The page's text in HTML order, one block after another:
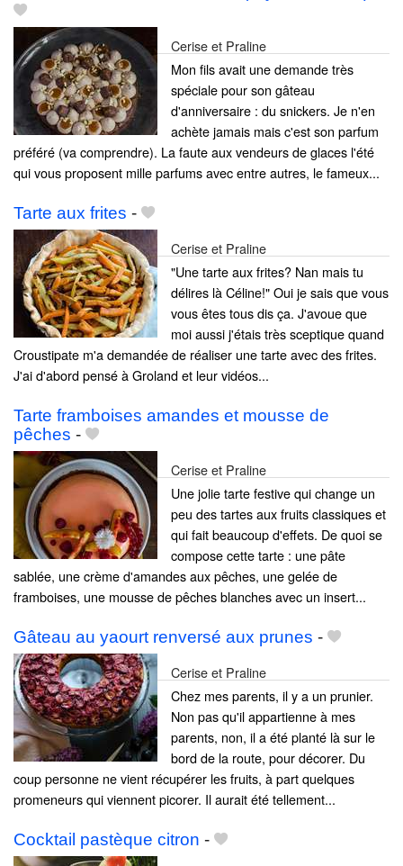
Cerise et Praline
Mon fils avait une demande très
spéciale pour son gâteau
d'anniversaire : du snickers. Je n'en
achète jamais mais c'est son parfum
préféré (va comprendre). La faute aux vendeurs de glaces l'été
qui vous proposent mille parfums avec entre autres, le fameux...
Tarte aux frites -
Cerise et Praline
"Une tarte aux frites? Nan mais tu
délires là Céline!" Oui je sais que vous
vous êtes tous dis ça. J'avoue que
moi aussi j'étais très sceptique quand
Croustipate m'a demandée de réaliser une tarte avec des frites.
J'ai d'abord pensé à Groland et leur vidéos...
Tarte framboises amandes et mousse de
pêches -
Cerise et Praline
Une jolie tarte festive qui change un
peu des tartes aux fruits classiques et
qui fait beaucoup d'effets. De quoi se
compose cette tarte : une pâte
sablée, une crème d'amandes aux pêches, une gelée de
framboises, une mousse de pêches blanches avec un insert...
Gâteau au yaourt renversé aux prunes -
Cerise et Praline
Chez mes parents, il y a un prunier.
Non pas qu'il appartienne à mes
parents, non, il a été planté là sur le
bord de la route, pour décorer. Du
coup personne ne vient récupérer les fruits, à part quelques
promeneurs qui viennent picorer. Il aurait été tellement...
Cocktail pastèque citron -